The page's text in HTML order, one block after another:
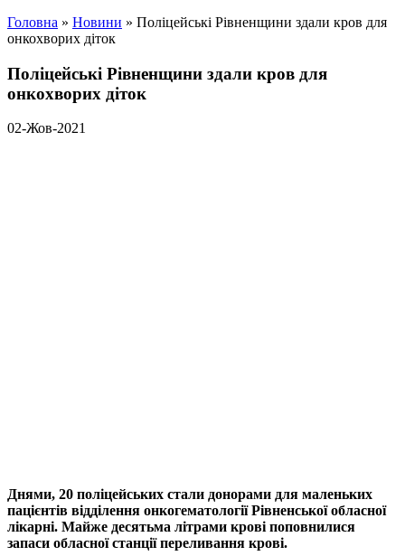
Головна » Новини » Поліцейські Рівненщини здали кров для
онкохворих діток
Поліцейські Рівненщини здали кров для
онкохворих діток
02-Жов-2021
Днями, 20 поліцейських стали донорами для маленьких
пацієнтів відділення онкогематології Рівненської обласної
лікарні. Майже десятьма літрами крові поповнилися
запаси обласної станції переливання крові.